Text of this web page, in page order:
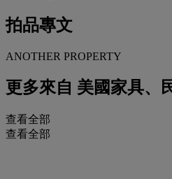
拍品專文
ANOTHER PROPERTY
更多來自 美國家具、
查看全部
查看全部